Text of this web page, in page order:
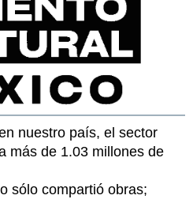
nuestro país, el sector
más de 1.03 millones de
sólo compartió obras;